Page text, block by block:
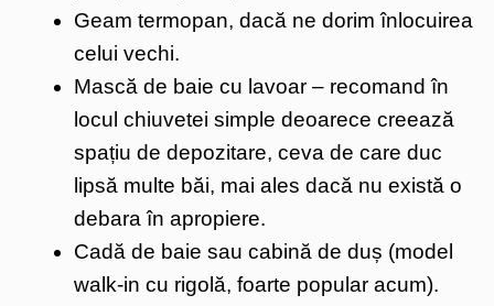
Geam termopan, dacă ne dorim înlocuirea
celui vechi.
Mască de baie cu lavoar – recomand în
locul chiuvetei simple deoarece creează
spațiu de depozitare, ceva de care duc
lipsă multe băi, mai ales dacă nu există o
debara în apropiere.
Cadă de baie sau cabină de duș (model
walk-in cu rigolă, foarte popular acum).